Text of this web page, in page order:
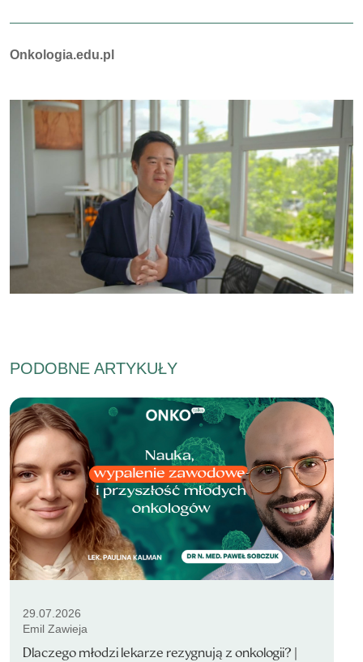
Autorzy:
Onkologia.edu.pl
PODOBNE ARTYKUŁY
29.07.2026
Emil Zawieja
Dlaczego młodzi lekarze rezygnują z onkologii? |